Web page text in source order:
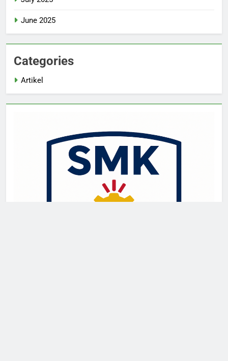
June 2025
Categories
Artikel